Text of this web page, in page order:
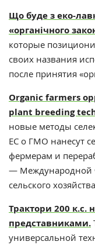
Що буде з еко-
«органічного
которые
своих названия
после принятия
Organic farmers
plant breeding
новые методы
ЕС о ГМО нанесут
фермерам и
— Международной
сельского
Трактори 200 к.с.
представниками.
универсальной